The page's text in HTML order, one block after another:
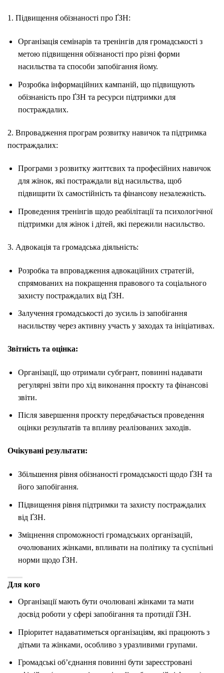
1. Підвищення обізнаності про ҐЗН:
Організація семінарів та тренінгів для громадськості з
метою підвищення обізнаності про різні форми
насильства та способи запобігання йому.
Розробка інформаційних кампаній, що підвищують
обізнаність про ҐЗН та ресурси підтримки для
постраждалих.
2. Впровадження програм розвитку навичок та підтримка
постраждалих:
Програми з розвитку життєвих та професійних навичок
для жінок, які постраждали від насильства, щоб
підвищити їх самостійність та фінансову незалежність.
Проведення тренінгів щодо реабілітації та психологічної
підтримки для жінок і дітей, які пережили насильство.
3. Адвокація та громадська діяльність:
Розробка та впровадження адвокаційних стратегій,
спрямованих на покращення правового та соціального
захисту постраждалих від ҐЗН.
Залучення громадськості до зусиль із запобігання
насильству через активну участь у заходах та ініціативах.
Звітність та оцінка:
Організації, що отримали субгрант, повинні надавати
регулярні звіти про хід виконання проєкту та фінансові
звіти.
Після завершення проєкту передбачається проведення
оцінки результатів та впливу реалізованих заходів.
Очікувані результати:
Збільшення рівня обізнаності громадськості щодо ҐЗН та
його запобігання.
Підвищення рівня підтримки та захисту постраждалих
від ҐЗН.
Зміцнення спроможності громадських організацій,
очолюваних жінками, впливати на політику та суспільні
норми щодо ҐЗН.
Для кого
Організації мають бути очолювані жінками та мати
досвід роботи у сфері запобігання та протидії ҐЗН.
Пріоритет надаватиметься організаціям, які працюють з
дітьми та жінками, особливо з уразливими групами.
Громадські об’єднання повинні бути зареєстровані